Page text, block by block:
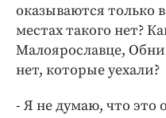
оказываются только
местах такого нет?
Малоярославце,
нет, которые уехали?
- Я не думаю, что это